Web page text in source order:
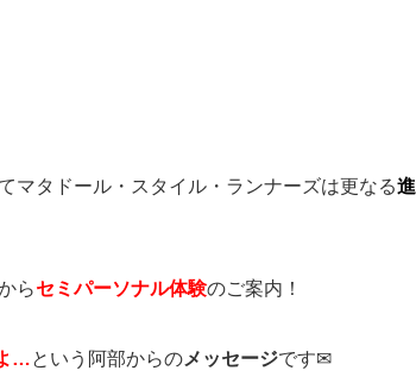
マタドール・スタイル・ランナーズは更なる進
らセミパーソナル体験のご案内！
…という阿部からのメッセージです✉